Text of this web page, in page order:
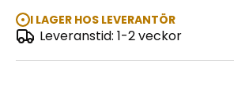
I LAGER HOS LEVERANTÖR
Leveranstid: 1-2 veckor